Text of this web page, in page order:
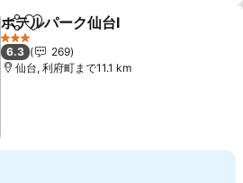
シェアお気に入りに追加
ホテルパーク仙台I
3 ホテルのランク
6.3
269
仙台, 利府町まで11.1 km